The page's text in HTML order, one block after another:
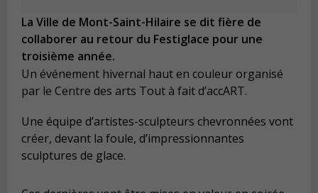
La Ville de Mont-Saint-Hilaire se dit fière de
collaborer au retour du Festiglace pour une
troisième année.
Un événement hivernal haut en couleur organisé
par le Centre des arts Tout à fait d’accART.
Une équipe d’artistes-sculpteurs chevronnées vont
créer, devant la foule, d’impressionnantes
sculptures de glace.